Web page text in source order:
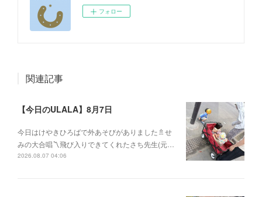
フォロー
関連記事
【今日のULALA】8月7日
今日はけやきひろばで外あそびがありました🚿せ
みの大合唱〽飛び入りできてくれたさち先生(元…
2026.08.07 04:06